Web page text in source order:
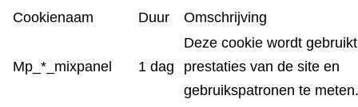
Cookienaam Duur Omschrijving
Mp_*_mixpanel 1 dag
Deze cookie wordt
prestaties van de site en
gebruikspatronen te meten.